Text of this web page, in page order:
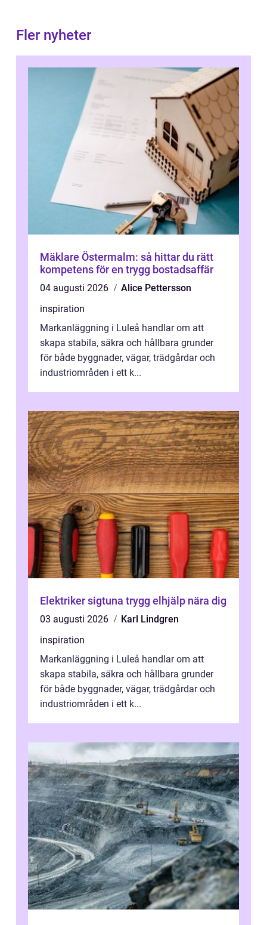
Fler nyheter
Mäklare Östermalm: så hittar du rätt
kompetens för en trygg bostadsaffär
04 augusti 2026
Alice Pettersson
inspiration
Markanläggning i Luleå handlar om att
skapa stabila, säkra och hållbara grunder
för både byggnader, vägar, trädgårdar och
industriområden i ett k...
Elektriker sigtuna trygg elhjälp nära dig
03 augusti 2026
Karl Lindgren
inspiration
Markanläggning i Luleå handlar om att
skapa stabila, säkra och hållbara grunder
för både byggnader, vägar, trädgårdar och
industriområden i ett k...